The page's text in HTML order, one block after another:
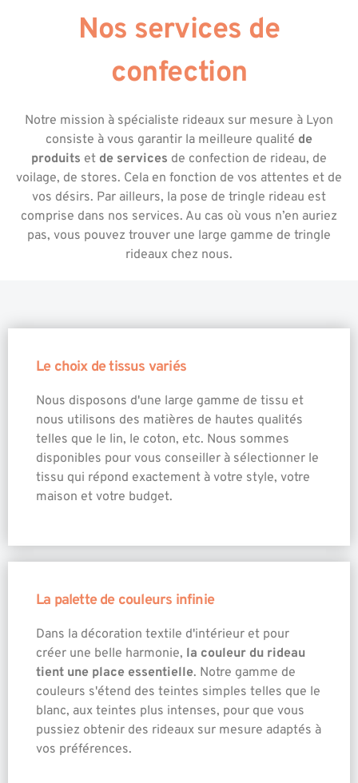
Nos services de
confection
Notre mission à spécialiste rideaux sur mesure à Lyon
consiste à vous garantir la meilleure qualité de
produits et de services de confection de rideau, de
voilage, de stores. Cela en fonction de vos attentes et de
vos désirs. Par ailleurs, la pose de tringle rideau est
comprise dans nos services. Au cas où vous n’en auriez
pas, vous pouvez trouver une large gamme de tringle
rideaux chez nous.
Le choix de tissus variés
Nous disposons d'une large gamme de tissu et
nous utilisons des matières de hautes qualités
telles que le lin, le coton, etc. Nous sommes
disponibles pour vous conseiller à sélectionner le
tissu qui répond exactement à votre style, votre
maison et votre budget.
La palette de couleurs infinie
Dans la décoration textile d'intérieur et pour
créer une belle harmonie, la couleur du rideau
tient une place essentielle. Notre gamme de
couleurs s'étend des teintes simples telles que le
blanc, aux teintes plus intenses, pour que vous
pussiez obtenir des rideaux sur mesure adaptés à
vos préférences.